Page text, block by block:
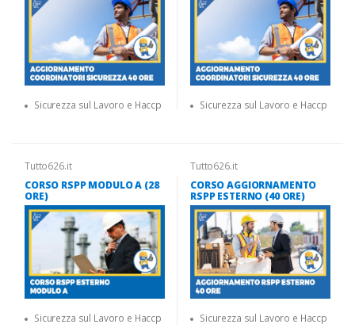
Sicurezza sul Lavoro e Haccp Sicurezza sul Lavoro e Haccp
Tutto626.it
CORSO RSPP MODULO A (28
ORE)
Sicurezza sul Lavoro e Haccp
Tutto626.it
CORSO AGGIORNAMENTO
RSPP ESTERNO (40 ORE)
Sicurezza sul Lavoro e Haccp